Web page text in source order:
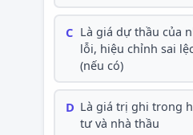
C Là giá dự thầu của
lỗi, hiệu chỉnh sai
(nếu có)
D Là giá trị ghi trong
tư và nhà thầu